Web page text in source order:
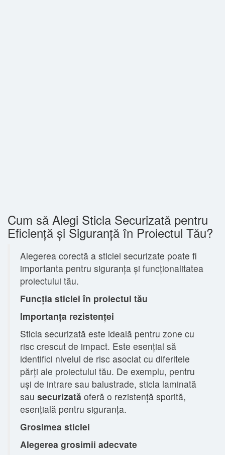
Cum să Alegi Sticla Securizată pentru
Eficiență și Siguranță în Proiectul Tău?
Alegerea corectă a sticlei securizate poate fi
importanta pentru siguranța și funcționalitatea
proiectului tău.
Funcția sticlei în proiectul tău
Importanța rezistenței
Sticla securizată este ideală pentru zone cu
risc crescut de impact. Este esențial să
identifici nivelul de risc asociat cu diferitele
părți ale proiectului tău. De exemplu, pentru
uși de intrare sau balustrade, sticla laminată
sau securizată oferă o rezistență sporită,
esențială pentru siguranța.
Grosimea sticlei
Alegerea grosimii adecvate